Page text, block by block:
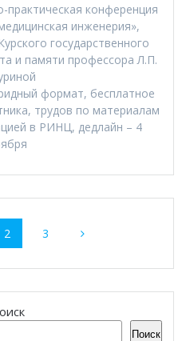
конференция
инженерия»,
государственного
и памяти профессора Л.П.
формат, бесплатное
трудов по материалам
в РИНЦ, дедлайн – 4
Страница
2 Страница
3
Поиск